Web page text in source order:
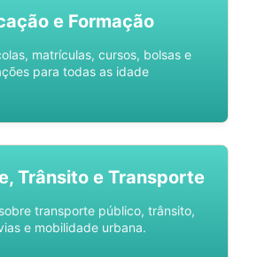
e Formação
matrículas, cursos, bolsas e
para todas as idade
Trânsito e Transporte
transporte público, trânsito,
e mobilidade urbana.